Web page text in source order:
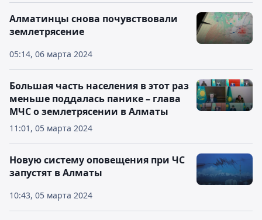
05:14, 06 марта 2024
Алматинцы снова почувствовали
землетрясение
11:01, 05 марта 2024
Большая часть населения в этот раз
меньше поддалась панике – глава
МЧС о землетрясении в Алматы
10:43, 05 марта 2024
Новую систему оповещения при ЧС
запустят в Алматы